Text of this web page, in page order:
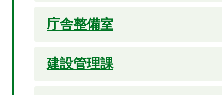
庁舎整備室
建設管理課